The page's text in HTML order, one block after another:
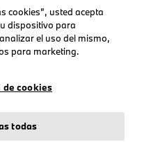
cookies”, usted acepta
dispositivo para
el uso del mismo,
para marketing.
de cookies
todas